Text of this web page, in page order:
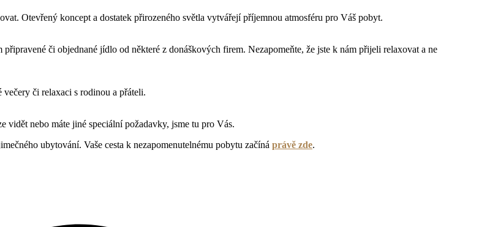
Otevřený koncept a dostatek přirozeného světla vytvářejí příjemnou atmosféru pro Váš pobyt.
či objednané jídlo od některé z donáškových firem. Nezapomeňte, že jste k nám přijeli relaxovat a ne
či relaxaci s rodinou a přáteli.
nebo máte jiné speciální požadavky, jsme tu pro Vás.
ubytování. Vaše cesta k nezapomenutelnému pobytu začíná právě zde.